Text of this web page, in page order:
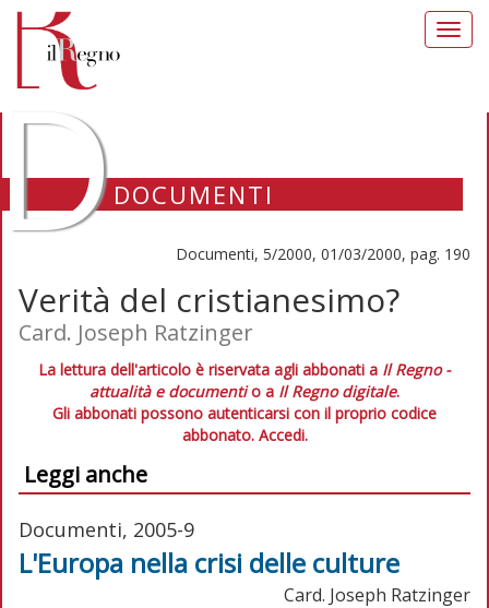
DOCUMENTI
Documenti, 5/2000, 01/03/2000, pag. 190
Verità del cristianesimo?
Card. Joseph Ratzinger
La lettura dell'articolo è riservata agli abbonati a Il Regno -
attualità e documentio a Il Regno digitale.
Gli abbonati possono autenticarsi con il proprio codice
abbonato. Accedi.
Leggi anche
Documenti, 2005-9
L'Europa nella crisi delle culture
Card. Joseph Ratzinger